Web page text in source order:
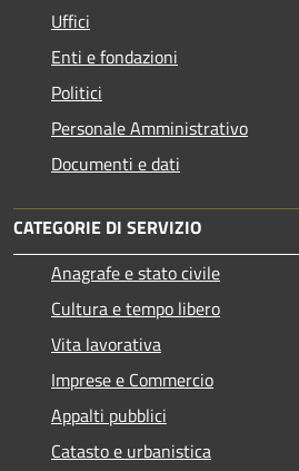
Uffici
Enti e fondazioni
Politici
Personale Amministrativo
Documenti e dati
CATEGORIE DI SERVIZIO
Anagrafe e stato civile
Cultura e tempo libero
Vita lavorativa
Imprese e Commercio
Appalti pubblici
Catasto e urbanistica